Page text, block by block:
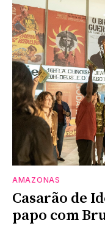
AMAZONAS
Casarão de
papo com